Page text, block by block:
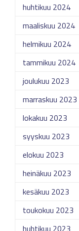
huhtikuu 2024
maaliskuu 2024
helmikuu 2024
tammikuu 2024
joulukuu 2023
marraskuu 2023
lokakuu 2023
syyskuu 2023
elokuu 2023
heinäkuu 2023
kesäkuu 2023
toukokuu 2023
huhtikuu 2023